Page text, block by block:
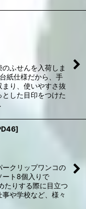
ふせんを入荷しま
紙仕様だから、手
り、使いやすさ抜
した目印をつけた
]
ークリップワンコの
ート8個入りで
たりする際に目立つ
や学校など、様々